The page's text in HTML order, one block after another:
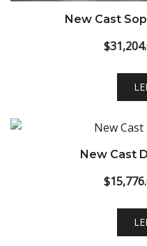
New Cast
$
New Cast
$